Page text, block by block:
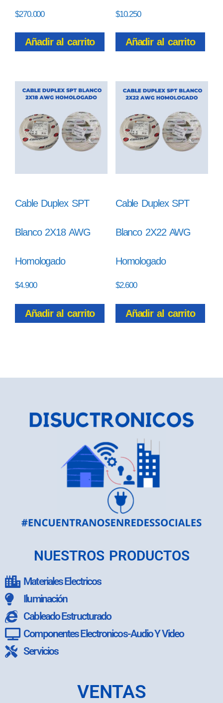
$270.000
Añadir al carrito
$10.250
Añadir al carrito
Cable Duplex SPT
Blanco 2X18 AWG
Homologado
$4.900
Añadir al carrito
Cable Duplex SPT
Blanco 2X22 AWG
Homologado
$2.600
Añadir al carrito
NUESTROS PRODUCTOS
Materiales Electricos
Iluminación
Cableado Estructurado
Componentes Electronicos-Audio Y Video
Servicios
VENTAS